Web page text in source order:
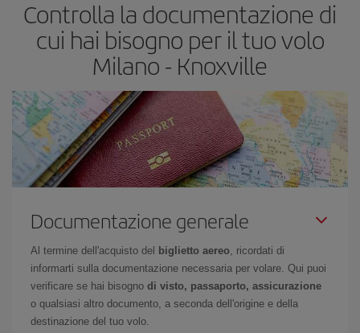
Controlla la documentazione di
cui hai bisogno per il tuo volo
Milano - Knoxville
Documentazione generale
Al termine dell'acquisto del biglietto aereo, ricordati di
informarti sulla documentazione necessaria per volare. Qui puoi
verificare se hai bisogno di visto, passaporto, assicurazione
o qualsiasi altro documento, a seconda dell'origine e della
destinazione del tuo volo.